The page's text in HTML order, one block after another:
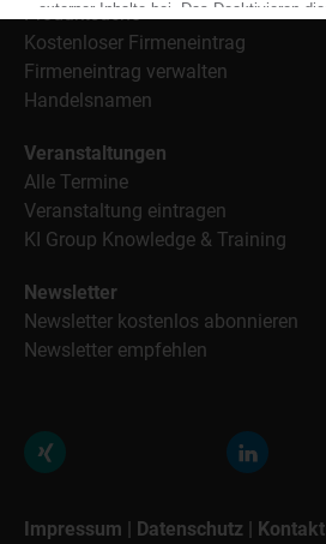
Produktsuche
Kostenloser Firmeneintrag
Firmeneintrag verwalten
Handelsnamen
Veranstaltungen
Alle Termine
Veranstaltung eintragen
KI Group Knowledge & Training
Newsletter
Newsletter kostenlos abonnieren
Newsletter empfehlen
Impressum | Datenschutz | Kontakt